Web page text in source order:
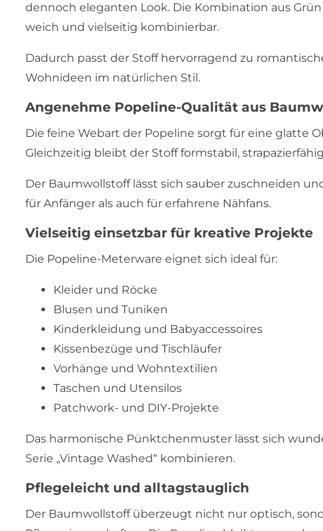
dennoch eleganten Look. Die Kombination aus
weich und vielseitig kombinierbar.
Dadurch passt der Stoff hervorragend zu
Wohnideen im natürlichen Stil.
Angenehme Popeline-Qualität aus
Die feine Webart der Popeline sorgt für eine glatte
Gleichzeitig bleibt der Stoff formstabil,
Der Baumwollstoff lässt sich sauber zuschneiden
für Anfänger als auch für erfahrene Nähfans.
Vielseitig einsetzbar für kreative Projekte
Die Popeline-Meterware eignet sich ideal für:
Kleider und Röcke
Blusen und Tuniken
Kinderkleidung und Babyaccessoires
Kissenbezüge und Tischläufer
Vorhänge und Wohntextilien
Taschen und Utensilos
Patchwork- und DIY-Projekte
Das harmonische Pünktchenmuster lässt sich
Serie „Vintage Washed“ kombinieren.
Pflegeleicht und alltagstauglich
Der Baumwollstoff überzeugt nicht nur optisch,